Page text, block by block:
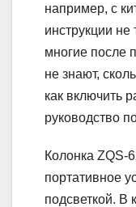
например, с
инструкции
многие после
не знают,
как включить
руководство
Колонка ZQS-
портативное
подсветкой. В